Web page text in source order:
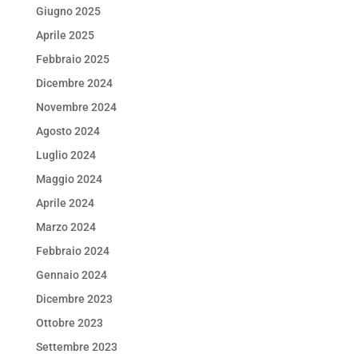
Giugno 2025
Aprile 2025
Febbraio 2025
Dicembre 2024
Novembre 2024
Agosto 2024
Luglio 2024
Maggio 2024
Aprile 2024
Marzo 2024
Febbraio 2024
Gennaio 2024
Dicembre 2023
Ottobre 2023
Settembre 2023